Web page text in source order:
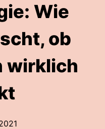
Wie
ob
wirklich